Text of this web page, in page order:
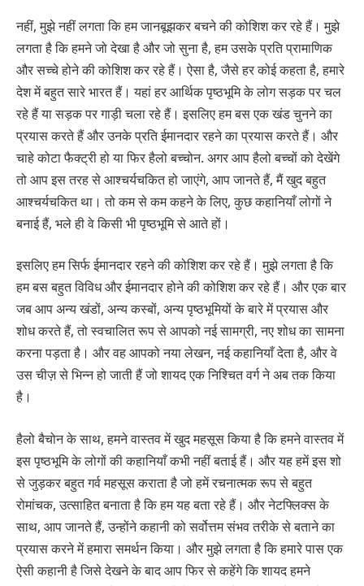
नहीं, मुझे नहीं लगता कि हम जानबूझकर बचने की कोशिश कर रहे हैं। मुझे
लगता है कि हमने जो देखा है और जो सुना है, हम उसके प्रति प्रामाणिक
और सच्चे होने की कोशिश कर रहे हैं। ऐसा है, जैसे हर कोई कहता है, हमारे
देश में बहुत सारे भारत हैं। यहां हर आर्थिक पृष्ठभूमि के लोग सड़क पर चल
रहे हैं या सड़क पर गाड़ी चला रहे हैं। इसलिए हम बस एक खंड चुनने का
प्रयास करते हैं और उनके प्रति ईमानदार रहने का प्रयास करते हैं। और
चाहे कोटा फैक्ट्री हो या फिर हैलो बच्चोन. अगर आप हैलो बच्चों को देखेंगे
तो आप इस तरह से आश्चर्यचकित हो जाएंगे, आप जानते हैं, मैं खुद बहुत
आश्चर्यचकित था। तो कम से कम कहने के लिए, कुछ कहानियाँ लोगों ने
बनाई हैं, भले ही वे किसी भी पृष्ठभूमि से आते हों।
इसलिए हम सिर्फ ईमानदार रहने की कोशिश कर रहे हैं। मुझे लगता है कि
हम बस बहुत विविध और ईमानदार होने की कोशिश कर रहे हैं। और एक बार
जब आप अन्य खंडों, अन्य कस्बों, अन्य पृष्ठभूमियों के बारे में प्रयास और
शोध करते हैं, तो स्वचालित रूप से आपको नई सामग्री, नए शोध का सामना
करना पड़ता है। और वह आपको नया लेखन, नई कहानियाँ देता है, और वे
उस चीज़ से भिन्न हो जाती हैं जो शायद एक निश्चित वर्ग ने अब तक किया
है।
हैलो बैचोन के साथ, हमने वास्तव में खुद महसूस किया है कि हमने वास्तव में
इस पृष्ठभूमि के लोगों की कहानियाँ कभी नहीं बताई हैं। और यह हमें इस शो
से जुड़कर बहुत गर्व महसूस कराता है जो हमें रचनात्मक रूप से बहुत
रोमांचक, उत्साहित बनाता है कि हम यह बता रहे हैं। और नेटफ्लिक्स के
साथ, आप जानते हैं, उन्होंने कहानी को सर्वोत्तम संभव तरीके से बताने का
प्रयास करने में हमारा समर्थन किया। और मुझे लगता है कि हमारे पास एक
ऐसी कहानी है जिसे देखने के बाद आप फिर से कहेंगे कि शायद हमने